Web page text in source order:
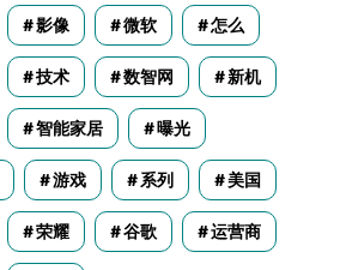
影像 微软 怎么
技术 数智网 新机
智能家居 曝光
游戏 系列 美国
荣耀 谷歌 运营商